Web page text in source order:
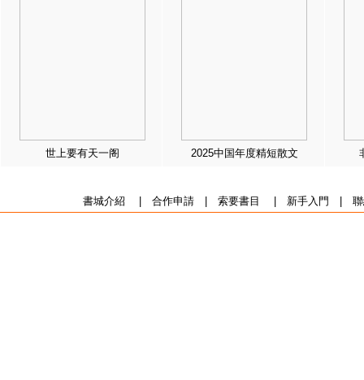
世上要有天一阁 2025中国年度精短散文
書城介紹 合作申請| 索要書目 新手入門